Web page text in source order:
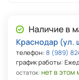
Наличие в
Краснодар (ул.
телефон: 8 (989)
график работы:
остаток: нет в этом